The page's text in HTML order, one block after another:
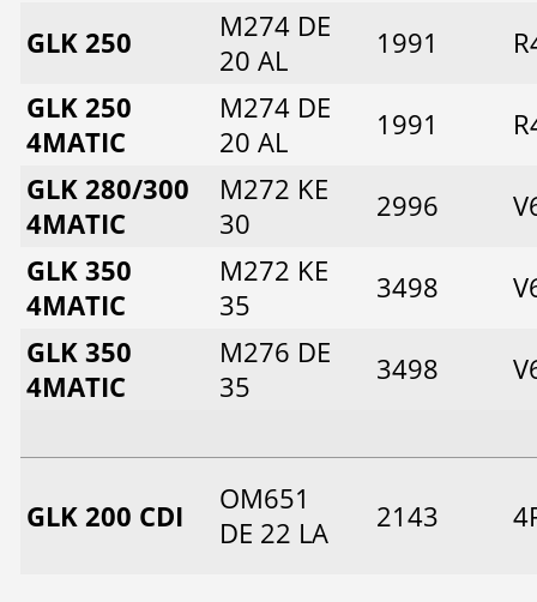
GLK 250
M274 DE
20 AL
1991
GLK 250
4MATIC
M274 DE
20 AL
1991
GLK 280/300
4MATIC
M272 KE
30
2996
GLK 350
4MATIC
M272 KE
35
3498
GLK 350
4MATIC
M276 DE
35
3498
GLK 200 CDI
OM651
DE 22 LA
2143